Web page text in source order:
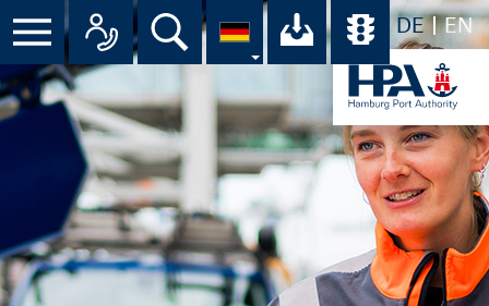
DE EN
Menü Alle Ansprechpartner im
Suche Ihr Download-